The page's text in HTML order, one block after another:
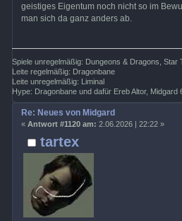
geistiges Eigentum noch nicht so im
man sich da ganz anders ab.
Spiele unregelmäßig: Dungeons & Dragons, Star
Leite regelmäßig: Dragonbane
Leite unregelmäßig: Liminal
Hype: Dragonbane und dafür Ereb Altor, Midgard
tartex
Re: Neues von Midgard
« Antwort #1120 am: 2.06.2026 | 22:22 »